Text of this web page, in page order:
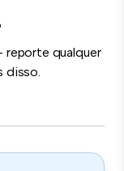
reporte qualquer
disso.